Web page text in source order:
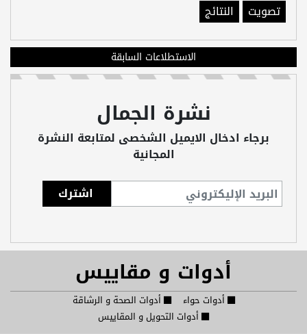
تصويت
النتائج
الاستطلاعات السابقة
نشرة الجمال
برجاء ادخال الايميل الشخصى لمتابعة النشرة
المجانية
أدوات و مقاييس
أدوات حواء
أدوات الصحة و الرشاقة
أدوات التحويل و المقاييس